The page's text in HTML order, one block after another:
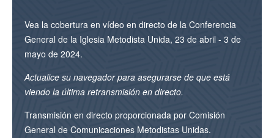
Vea la cobertura en vídeo en directo de la Conferencia
General de la Iglesia Metodista Unida, 23 de abril - 3 de
mayo de 2024.
Actualice su navegador para asegurarse de que está
viendo la última retransmisión en directo.
Transmisión en directo proporcionada por Comisión
General de Comunicaciones Metodistas Unidas.